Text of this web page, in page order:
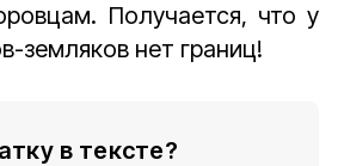
Получается, что у
земляков нет границ!
в тексте?